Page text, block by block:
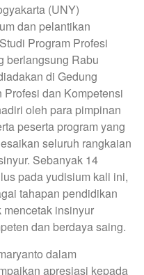
(UNY)
dan pelantikan
Program Profesi
berlangsung Rabu
di Gedung
dan Kompetensi
oleh para pimpinan
peserta program yang
seluruh rangkaian
Sebanyak 14
pada yudisium kali ini,
tahapan pendidikan
insinyur
dan berdaya saing.
dalam
apresiasi kepada